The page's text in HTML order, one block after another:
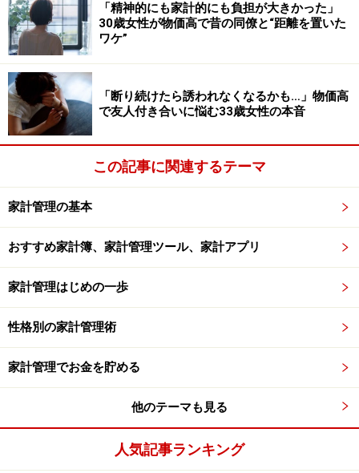
auでんきセット割・・・毎月の電気代に応じて「au
Walletプリペイドカード」にキャッシュバックされる仕
組みとなっており、貯まった電子マネーでショッピング
などに有効活用できます。auユーザーで、au Walletを積
極的に使っている方には合います。
昭和シェル・・・値引き額は、ハイオク・レギュラーが
10円/リットル、軽油は5円/リットル引きで、上限は毎
月100リットルまでに設定されています。年間で計算す
ると最大12,000円の値引きになり、シェルレックスカー
ので、最大27,600円もお得になります。毎月100リット
ル以上ガソリンを使い、シェルレックスカードをメイン
■Ｔポイント・Ｐｏｎｔａとの連動が魅力的
他にもTポイント、Pontaと連動している事業者がいくつ
かあり、200円で1ポイントという事業者が多いようで
す。チリも積もればで電気代という毎月の生活コストを
「精神的にも家計的にも負担が大きかった」
30歳女性が物価高で昔の同僚と“距離を置いた
ワケ”
「断り続けたら誘われなくなるかも…」物価高
で友人付き合いに悩む33歳女性の本音
この記事に関連するテーマ
家計管理の基本
おすすめ家計簿、家計管理ツール、家計アプリ
家計管理はじめの一歩
性格別の家計管理術
家計管理でお金を貯める
他のテーマも見る
人気記事ランキング